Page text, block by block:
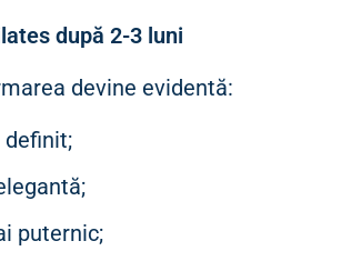
după 2-3 luni
devine evidentă:
definit;
puternic;